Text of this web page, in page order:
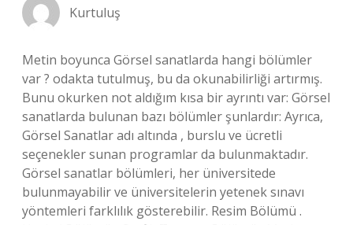
Kurtuluş
Metin boyunca Görsel sanatlarda hangi bölümler
var ? odakta tutulmuş, bu da okunabilirliği artırmış.
Bunu okurken not aldığım kısa bir ayrıntı var: Görsel
sanatlarda bulunan bazı bölümler şunlardır: Ayrıca,
Görsel Sanatlar adı altında , burslu ve ücretli
seçenekler sunan programlar da bulunmaktadır.
Görsel sanatlar bölümleri, her üniversitede
bulunmayabilir ve üniversitelerin yetenek sınavı
yöntemleri farklılık gösterebilir. Resim Bölümü .